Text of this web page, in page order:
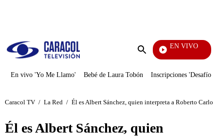
Enviar
EN VIVO
También Caerás
En vivo 'Yo Me Llamo' Bebé de Laura Tobón Inscripciones 'Desafío'
Caracol TV / La Red / Él es Albert Sánchez, quien interpreta a Roberto
Él es Albert Sánchez, quien